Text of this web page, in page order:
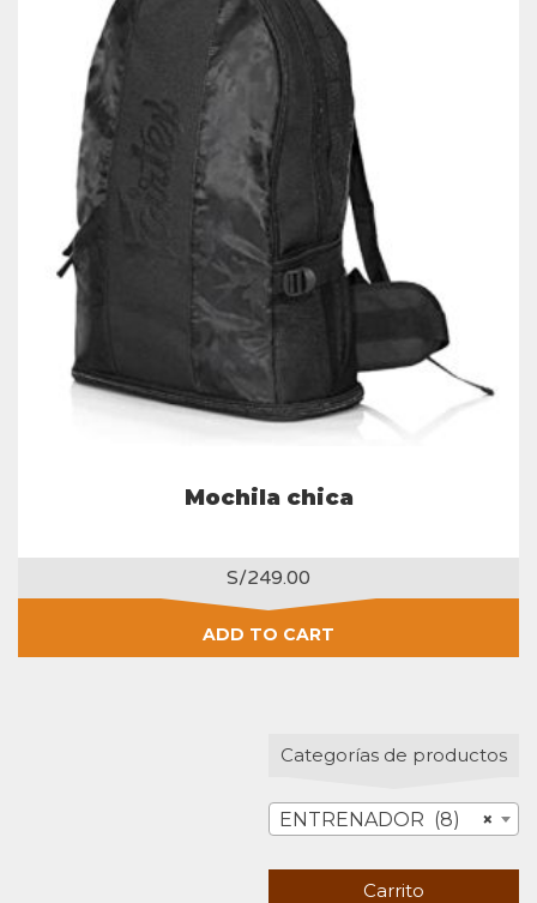
Mochila chica
S/249.00
ADD TO CART
Categorías de productos
×
ENTRENADOR (8)
Carrito